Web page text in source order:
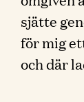
sjätte
för mig
och där